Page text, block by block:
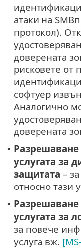
атаки на
протокол).
доверената
рисковете от
софтуер
Аналогично
доверената
•
услугата за
защитата –
относно тази
•
услугата за
за повече
услуга вж.